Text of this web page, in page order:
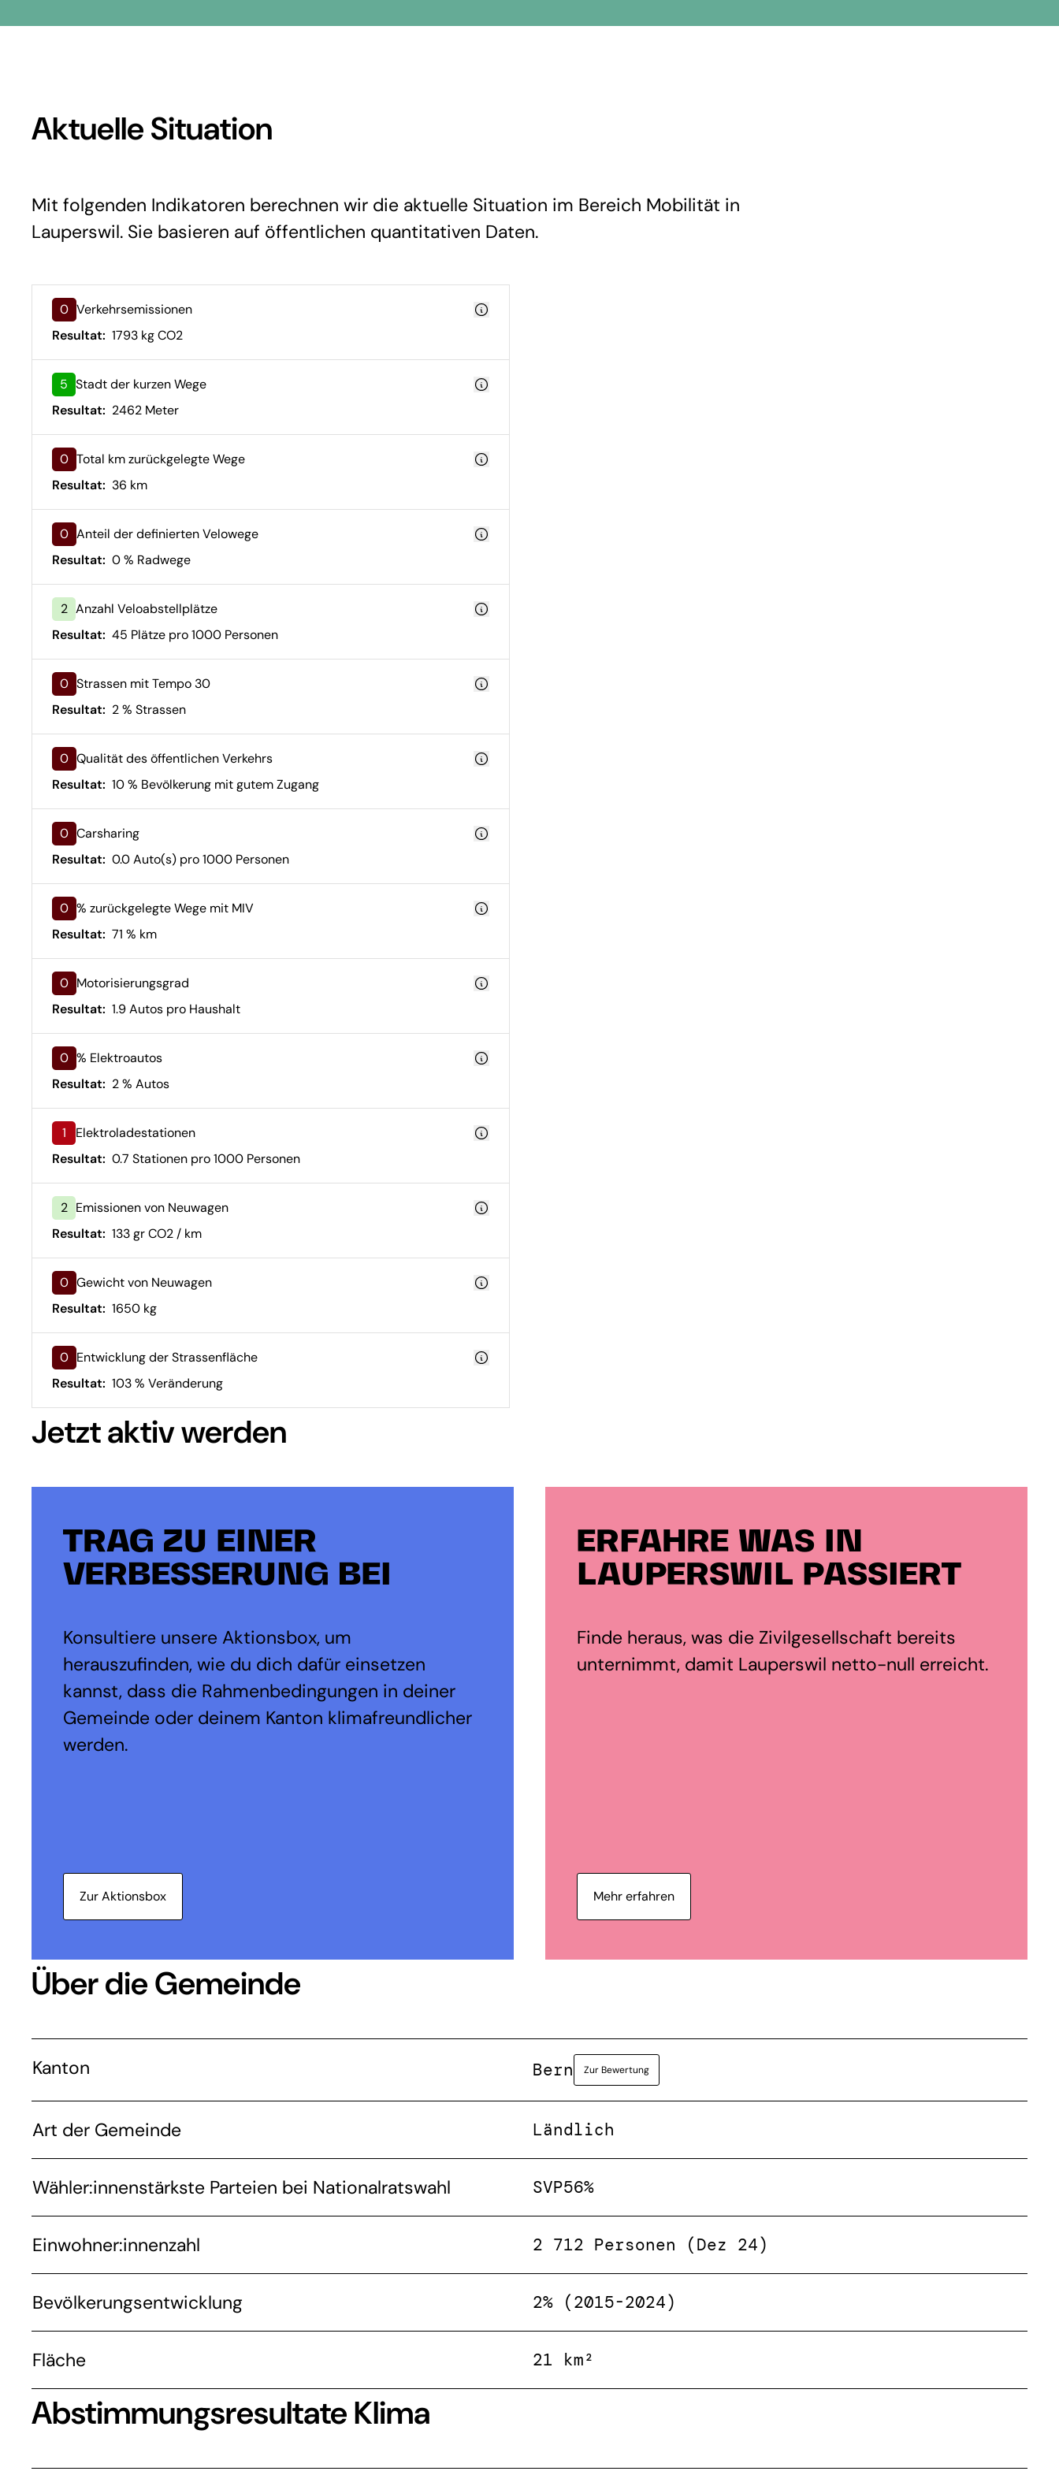
Aktuelle Situation
Mit folgenden Indikatoren berechnen wir die aktuelle Situation im Bereich Mobilität in
Lauperswil. Sie basieren auf öffentlichen quantitativen Daten.
0 Verkehrsemissionen
Resultat: 1793 kg CO2
5 Stadt der kurzen Wege
Resultat: 2462 Meter
0 Total km zurückgelegte Wege
Resultat: 36 km
0 Anteil der definierten Velowege
Resultat: 0 % Radwege
2 Anzahl Veloabstellplätze
Resultat: 45 Plätze pro 1000 Personen
0 Strassen mit Tempo 30
Resultat: 2 % Strassen
0 Qualität des öffentlichen Verkehrs
Resultat: 10 % Bevölkerung mit gutem Zugang
0 Carsharing
Resultat: 0.0 Auto(s) pro 1000 Personen
0 % zurückgelegte Wege mit MIV
Resultat: 71 % km
0 Motorisierungsgrad
Resultat: 1.9 Autos pro Haushalt
0 % Elektroautos
Resultat: 2 % Autos
1
Elektroladestationen
Resultat: 0.7 Stationen pro 1000 Personen
2 Emissionen von Neuwagen
Resultat: 133 gr CO2 / km
0 Gewicht von Neuwagen
Resultat: 1650 kg
0 Entwicklung der Strassenfläche
Resultat: 103 % Veränderung
Jetzt aktiv werden
TRAG ZU EINER
VERBESSERUNG BEI
Konsultiere unsere Aktionsbox, um
herauszufinden, wie du dich dafür einsetzen
kannst, dass die Rahmenbedingungen in deiner
Gemeinde oder deinem Kanton klimafreundlicher
werden.
Zur Aktionsbox
ERFAHRE WAS IN
LAUPERSWIL PASSIERT
Finde heraus, was die Zivilgesellschaft bereits
unternimmt, damit Lauperswil netto-null erreicht.
Mehr erfahren
Über die Gemeinde
Kanton Bern Zur Bewertung
Art der Gemeinde Ländlich
Wähler:innenstärkste Parteien bei Nationalratswahl SVP56%
Einwohner:innenzahl 2 712 Personen (Dez 24)
Bevölkerungsentwicklung 2% (2015-2024)
Fläche 21 km²
Abstimmungsresultate Klima